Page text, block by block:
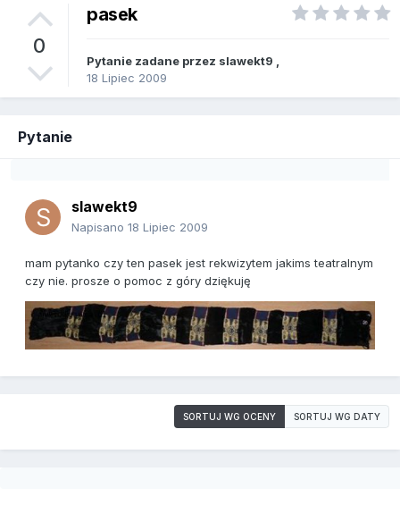
0
pasek
Pytanie zadane przez slawekt9
18 Lipiec 2009
Pytanie
slawekt9
Napisano 18 Lipiec 2009
mam pytanko czy ten pasek jest rekwizytem jakims teatralnym
czy nie. prosze o pomoc z góry dziękuję
SORTUJ WG OCENY SORTUJ WG DATY